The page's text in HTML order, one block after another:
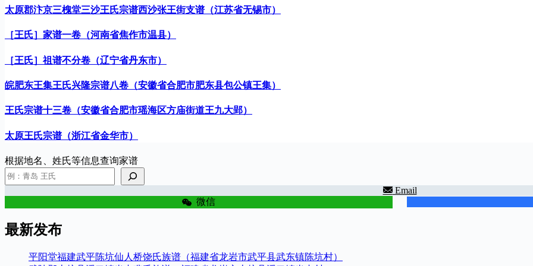
太原郡汴京三槐堂三沙王氏宗谱西沙张王街支谱（江苏省无锡市）
［王氏］家谱一卷（河南省焦作市温县）
［王氏］祖谱不分卷（辽宁省丹东市）
皖肥东王集王氏兴隆宗谱八卷（安徽省合肥市肥东县包公镇王集）
王氏宗谱十三卷（安徽省合肥市瑶海区方庙街道王九大郢）
太原王氏宗谱（浙江省金华市）
根据地名、姓氏等信息查询家谱
Email
微信
最新发布
平阳堂福建武平陈坑仙人桥饶氏族谱（福建省龙岩市武平县武东镇陈坑村）